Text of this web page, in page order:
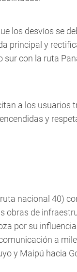
los desvíos se
principal y
sur con la ruta
a los usuarios
y
nacional 40)
obras de
por su
a
y Maipú hacia